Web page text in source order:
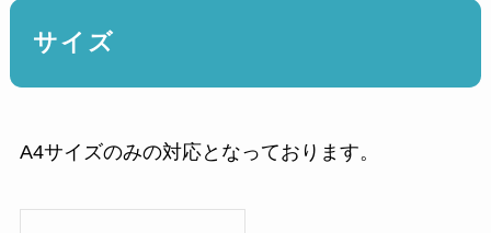
サイズ
A4サイズのみの対応となっております。